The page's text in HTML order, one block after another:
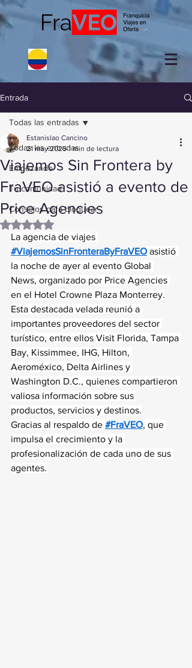
Entrada
Todas las entradas
Empezando
Tu comunidad
Consejos para bloguear
Todas las entradas
Viajemos Sin Frontera by
FraVEO asistió a evento de
Price Agencies
Estanislao Cancino
21 may 2025 1 min de lectura
Obtuvo NaN de 5 estrellas.
La agencia de viajes
#ViajemosSinFronteraByFraVEO asistió
la noche de ayer al evento Global
News, organizado por Price Agencies
en el Hotel Crowne Plaza Monterrey.
Esta destacada velada reunió a
importantes proveedores del sector
turístico, entre ellos Visit Florida, Tampa
Bay, Kissimmee, IHG, Hilton,
Aeroméxico, Delta Airlines y
Washington D.C., quienes compartieron
valiosa información sobre sus
productos, servicios y destinos.
Gracias al respaldo de #FraVEO, que
impulsa el crecimiento y la
profesionalización de cada uno de sus
agentes.